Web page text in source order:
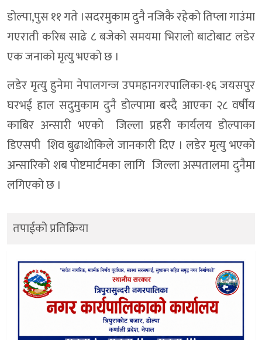
डाेल्पा,पुस ११ गते ।सदरमुकाम दुनै नजिकै रहेको तिप्ला गाउंमा
गएराती करिब साढे ८ बजेको समयमा भिरालो बाटोबाट लडेर
एक जनाकाे मृत्यु भएकाे छ ।
लडेर मृत्यु हुनेमा नेपालगन्ज उपमहानगरपालिका-१६ जयसपुर
घरभई हाल सदुमुकाम दुनै डाेल्पामा बस्दै आएका २८ वर्षीय
काबिर अन्सारी भएकाे जिल्ला प्रहरी कार्यलय डोल्पाका
डिएसपी शिव बुढाथोकिले जानकारी दिए । लडेर मृत्यु भएको
अन्सारिको शब पाेष्टमार्टमका लागि जिल्ला अस्पतालमा दुनैमा
लगिएको छ ।
तपाईको प्रतिक्रिया